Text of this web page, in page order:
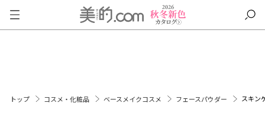
トップ コスメ・化粧品 ベースメイクコスメ フェースパウダー スキン